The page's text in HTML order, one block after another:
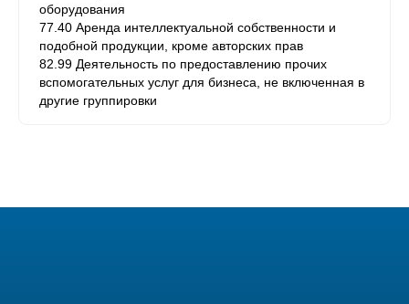
оборудования
77.40 Аренда интеллектуальной собственности и
подобной продукции, кроме авторских прав
82.99 Деятельность по предоставлению прочих
вспомогательных услуг для бизнеса, не включенная в
другие группировки